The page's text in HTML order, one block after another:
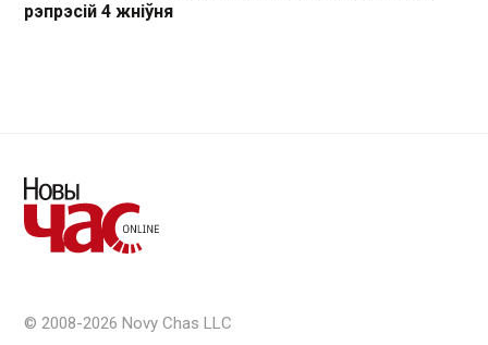
рэпрэсій 4 жніўня
© 2008-2026 Novy Chas LLC